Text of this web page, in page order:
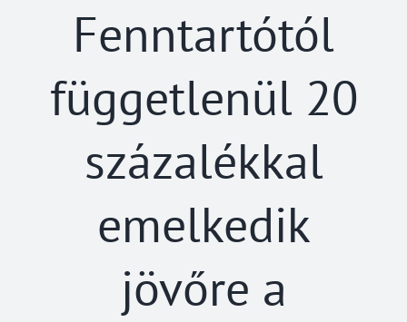
Fenntartótól
függetlenül 20
százalékkal
emelkedik
jövőre a